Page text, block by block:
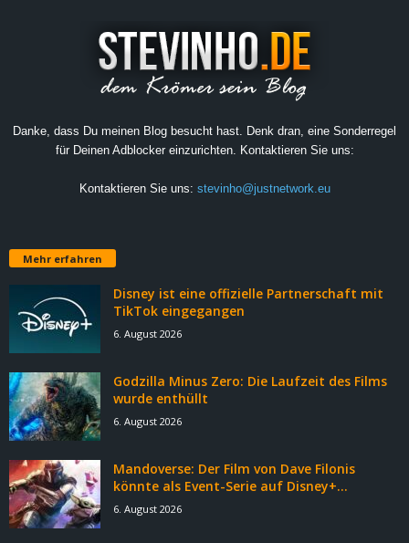
Danke, dass Du meinen Blog besucht hast. Denk dran, eine Sonderregel
für Deinen Adblocker einzurichten. Kontaktieren Sie uns:
Kontaktieren Sie uns: stevinho@justnetwork.eu
Mehr erfahren
Disney ist eine offizielle Partnerschaft mit
TikTok eingegangen
6. August 2026
Godzilla Minus Zero: Die Laufzeit des Films
wurde enthüllt
6. August 2026
Mandoverse: Der Film von Dave Filonis
könnte als Event-Serie auf Disney+...
6. August 2026